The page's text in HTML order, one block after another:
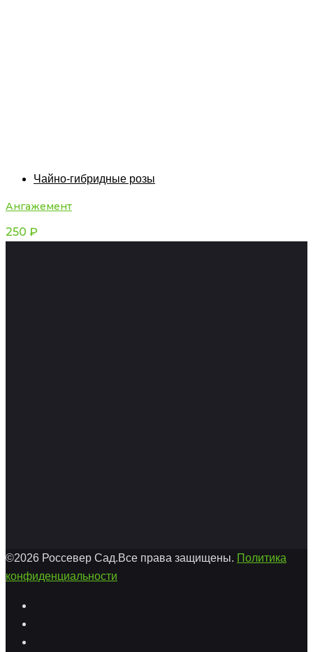
Чайно-гибридные розы
Ангажемент
250 ₽
©2026 Россевер Сад.Все права защищены. Политика
конфиденциальности